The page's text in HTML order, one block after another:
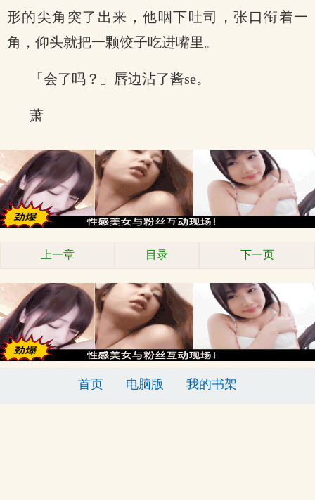
形的尖角突了出来，他咽下吐司，张口衔着一
角，仰头就把一颗饺子吃进嘴里。
「会了吗？」唇边沾了酱se。
萧
x
上一章 目录 下一页
x
首页 电脑版 我的书架